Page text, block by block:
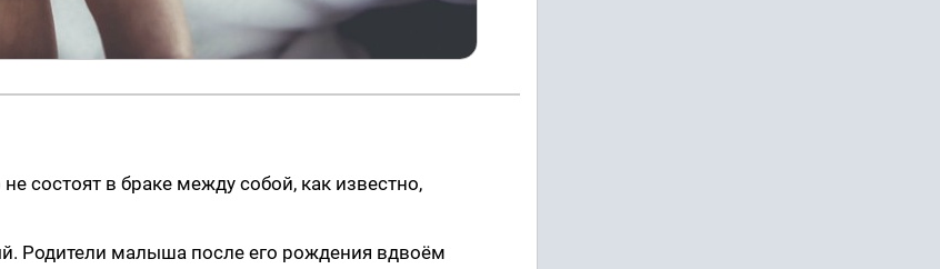
состоят в браке между собой, как известно,
Родители малыша после его рождения вдвоём